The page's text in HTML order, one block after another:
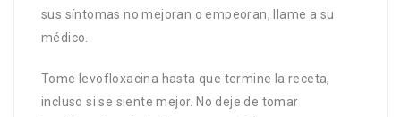
sus síntomas no mejoran o empeoran, llame a su
médico.
Tome levofloxacina hasta que termine la receta,
incluso si se siente mejor. No deje de tomar